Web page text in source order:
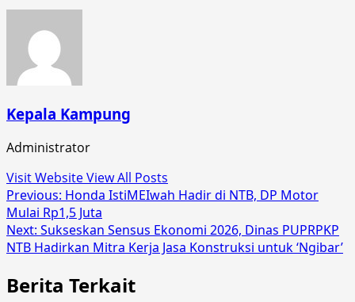
Kepala Kampung
Administrator
Visit WebsiteView All Posts
Post
navigation
Previous: Honda IstiMEIwah Hadir di NTB, DP Motor
Mulai Rp1,5 Juta
Next: Sukseskan Sensus Ekonomi 2026, Dinas PUPRPKP
NTB Hadirkan Mitra Kerja Jasa Konstruksi untuk ‘Ngibar’
Berita Terkait